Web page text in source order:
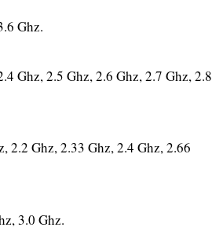
Ghz.
Ghz, 2.5 Ghz, 2.6 Ghz, 2.7 Ghz, 2.8
2.2 Ghz, 2.33 Ghz, 2.4 Ghz, 2.66
3.0 Ghz.